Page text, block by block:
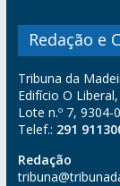
Redação e
Tribuna da
Edifício O
Lote n.º 7,
Telef.: 291
Redação